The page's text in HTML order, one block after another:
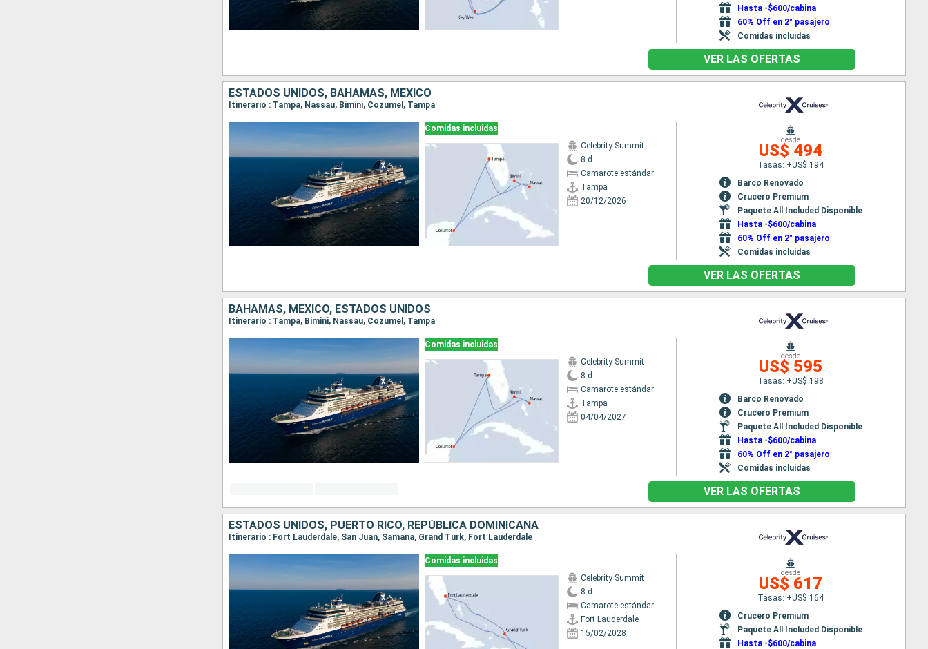
Hasta -$600/cabina
60% Off en 2° pasajero
Comidas incluidas
VER LAS OFERTAS
ESTADOS UNIDOS, BAHAMAS, MÉXICO
Itinerario : Tampa, Nassau, Bimini, Cozumel, Tampa
Comidas incluidas
Celebrity Summit
8 d
Camarote estándar
Tampa
20/12/2026
desde
US$ 494
Tasas: +US$ 194
Barco Renovado
Crucero Premium
Paquete All Included Disponible
Hasta -$600/cabina
60% Off en 2° pasajero
Comidas incluidas
VER LAS OFERTAS
BAHAMAS, MÉXICO, ESTADOS UNIDOS
Itinerario : Tampa, Bimini, Nassau, Cozumel, Tampa
Comidas incluidas
Celebrity Summit
8 d
Camarote estándar
Tampa
04/04/2027
desde
US$ 595
Tasas: +US$ 198
Barco Renovado
Crucero Premium
Paquete All Included Disponible
Hasta -$600/cabina
60% Off en 2° pasajero
Comidas incluidas
VER LAS OFERTAS
ESTADOS UNIDOS, PUERTO RICO, REPÚBLICA DOMINICANA
Itinerario : Fort Lauderdale, San Juan, Samana, Grand Turk, Fort Lauderdale
Comidas incluidas
Celebrity Summit
8 d
Camarote estándar
Fort Lauderdale
15/02/2028
desde
US$ 617
Tasas: +US$ 164
Crucero Premium
Paquete All Included Disponible
Hasta -$600/cabina